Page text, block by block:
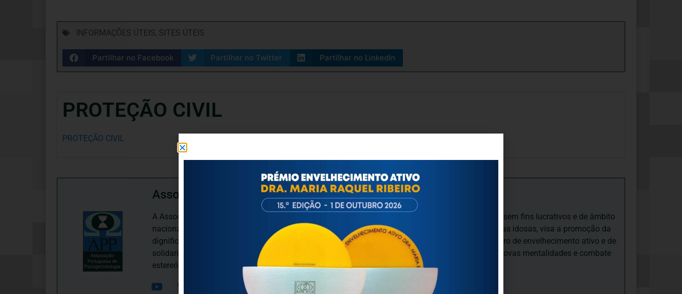
INFORMAÇÕES ÚTEIS, SITES ÚTEIS
Partilhar no Facebook Partilhar no Twitter Partilhar no LinkedIn
PROTEÇÃO CIVIL
PROTEÇÃO CIVIL
Associação Portuguesa de Psicogerontologia
A Associação Portuguesa de Psicogerontologia-APP, Instituição Particular de Solidariedade Social sem fins lucrativos e de âmbito
nacional, dedica-se às questões biopsicológicas e sociais inerentes ao envelhecimento e às pessoas idosas, visa a promoção da
dignificação, respeito, saúde, autonomia, participação e segurança das pessoas idosas, num quadro de envelhecimento ativo e de
solidariedade intergeracional, e de uma sociedade mais inclusiva para todas as idades, promove novas mentalidades e combate
estereótipos negativos relativamente à idade e ao envelhecimento.